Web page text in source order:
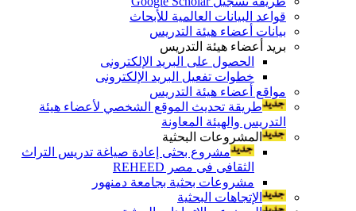
قواعد البيانات العالمية للأبحاث
بيانات أعضاء هيئة التدريس
بريد أعضاء هيئة التدريس
الحصول على البريد الإلكترونى
خطوات تفعيل البريد الإلكترونى
مواقع أعضاء هيئة التدريس
طريقة تحديث الموقع الشخصي لأعضاء هيئة
التدريس والهيئة المعاونة
المشروعات البحثية
مشروع بحثى إعادة صياغة تدريس التراث
الثقافى فى مصر REHEED
مشروعات بحثية بجامعة دمنهور
الإتجاهات البحثية